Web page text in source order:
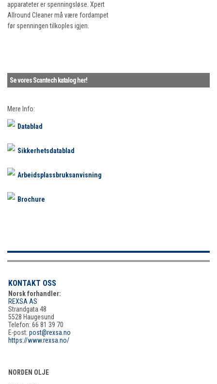
apparateter er spenningsløse. Xpert
Allround Cleaner må være fordampet
før spenningen tilkoples igjen.
Se vores Scantech katalog her!
Mere Info:
Datablad
Sikkerhetsdatablad
Arbeidsplassbruksanvisning
Brochure
KONTAKT OSS
Norsk forhandler:
REXSA AS
Strandgata 48
5528 Haugesund
Telefon: 66 81 39 70
E-post: post@rexsa.no
https://www.rexsa.no/
NORDEN OLJE